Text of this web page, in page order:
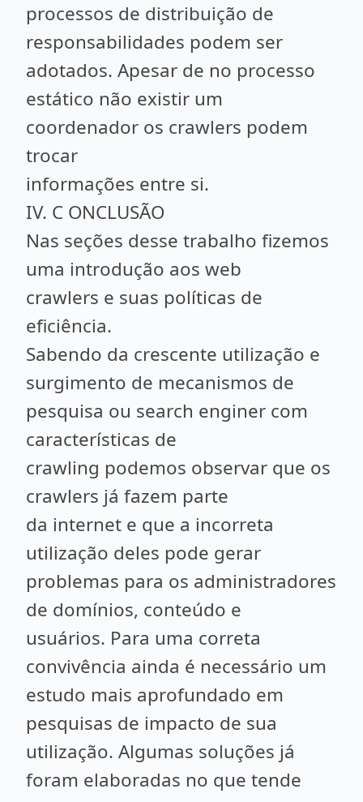
processos de distribuição de
responsabilidades podem ser
adotados. Apesar de no processo
estático não existir um
coordenador os crawlers podem
trocar
informações entre si.
IV. C ONCLUSÃO
Nas seções desse trabalho fizemos
uma introdução aos web
crawlers e suas políticas de
eficiência.
Sabendo da crescente utilização e
surgimento de mecanismos de
pesquisa ou search enginer com
características de
crawling podemos observar que os
crawlers já fazem parte
da internet e que a incorreta
utilização deles pode gerar
problemas para os administradores
de domínios, conteúdo e
usuários. Para uma correta
convivência ainda é necessário um
estudo mais aprofundado em
pesquisas de impacto de sua
utilização. Algumas soluções já
foram elaboradas no que tende